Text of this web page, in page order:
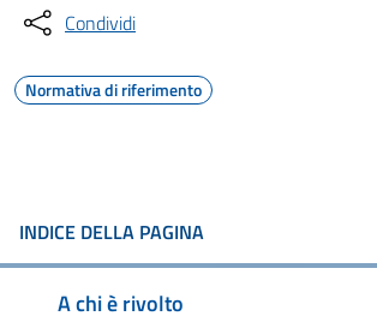
Condividi
Normativa di riferimento
INDICE DELLA PAGINA
A chi è rivolto